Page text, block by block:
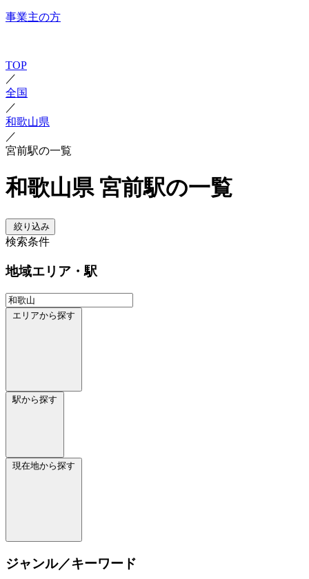
事業主の方
TOP
／
全国
／
和歌山県
／
宮前駅の一覧
和歌山県 宮前駅の一覧
絞り込み
検索条件
地域エリア・駅
エリアから探す
駅から探す
現在地から探す
ジャンル／キーワード